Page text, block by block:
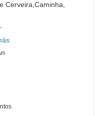
Cerveira,Caminha,